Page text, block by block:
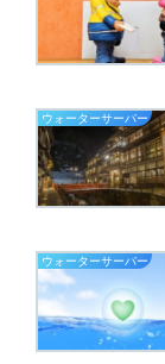
ウォーターサーバー
ウォーターサーバー